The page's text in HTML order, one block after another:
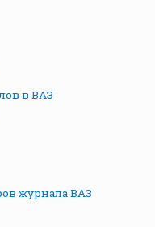
в ВАЗ
журнала ВАЗ